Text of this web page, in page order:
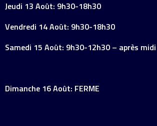
Jeudi 13 Août: 9h30-18h30
Vendredi 14 Août: 9h30-18h30
Samedi 15 Août: 9h30-12h30 – après
Dimanche 16 Août: FERME